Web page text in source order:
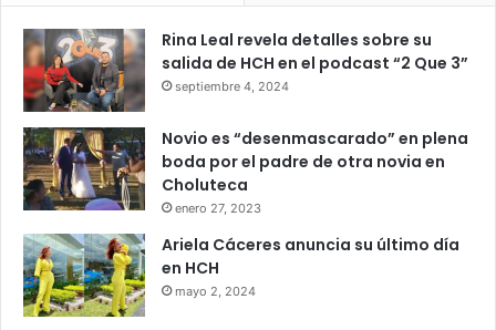
Rina Leal revela detalles sobre su
salida de HCH en el podcast “2 Que 3”
septiembre 4, 2024
Novio es “desenmascarado” en plena
boda por el padre de otra novia en
Choluteca
enero 27, 2023
Ariela Cáceres anuncia su último día
en HCH
mayo 2, 2024